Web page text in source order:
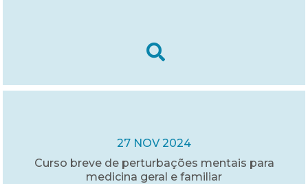
27 NOV 2024
Curso breve de perturbações mentais para
medicina geral e familiar